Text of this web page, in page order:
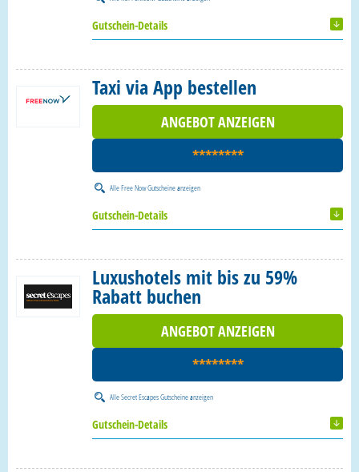
Gutschein-Details
Taxi via App bestellen
ANGEBOT ANZEIGEN
********
AlleFree Now Gutscheineanzeigen
Gutschein-Details
Luxushotels mit bis zu 59%
Rabatt buchen
ANGEBOT ANZEIGEN
********
AlleSecret Escapes Gutscheineanzeigen
Gutschein-Details